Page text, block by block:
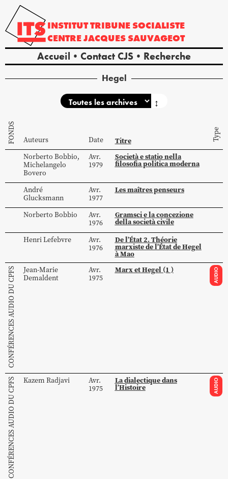
INSTITUTTRIBUNE SOCIALISTE
CENTREJACQUES SAUVAGEOT
Accueil Contact CJS Recherche
Hegel
↕
FONDS Auteurs Date Titre Type
Norberto Bobbio,
Michelangelo
Bovero
Avr.
1979
Società e statio nella
filosofia politica moderna
André
Glucksmann
Avr.
1977
Les maîtres penseurs
Norberto Bobbio
Avr.
1976
Gramsci e la concezione
della società civile
HenriLefebvre
Avr.
1976
De l’État 2. Théorie
marxiste de l’État de Hegel
à Mao
CONFÉRENCES AUDIO DU CPFS
Jean-Marie
Demaldent
Avr.
1975
Marx et Hegel (1 ) AUDIO
CONFÉRENCES AUDIO DU CPFS Kazem Radjavi
Avr.
1975
La dialectique dans
l’Histoire AUDIO